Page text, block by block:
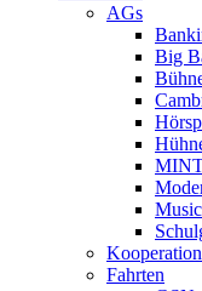
AGs
Big
Fahrten